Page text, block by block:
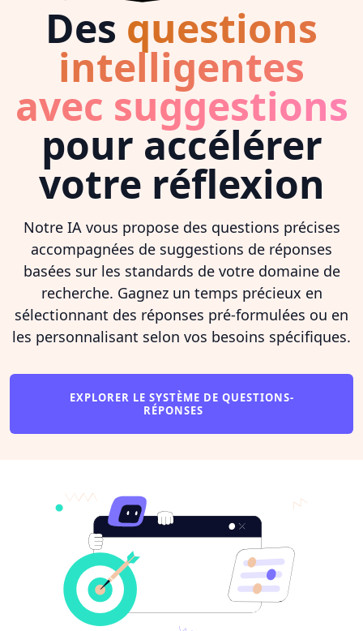
Des questions
intelligentes
avec suggestions
pour accélérer
votre réflexion
Notre IA vous propose des questions précises
accompagnées de suggestions de réponses
basées sur les standards de votre domaine de
recherche. Gagnez un temps précieux en
sélectionnant des réponses pré-formulées ou en
les personnalisant selon vos besoins spécifiques.
EXPLORER LE SYSTÈME DE QUESTIONS-
RÉPONSES